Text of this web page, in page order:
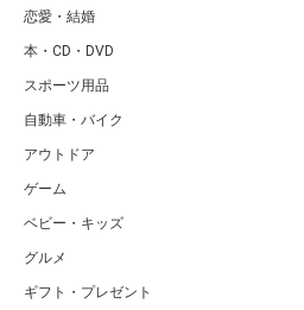
恋愛・結婚
本・CD・DVD
スポーツ用品
自動車・バイク
アウトドア
ゲーム
ベビー・キッズ
グルメ
ギフト・プレゼント